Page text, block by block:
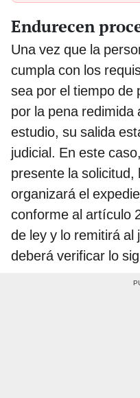
Endurecen
Una vez que la
cumpla con los
sea por el tiempo de
por la pena
estudio, su salida
judicial. En este
presente la
organizará el
conforme al artículo
de ley y lo remitirá
deberá verificar lo